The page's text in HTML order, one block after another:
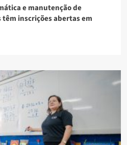
e manutenção de
inscrições abertas em